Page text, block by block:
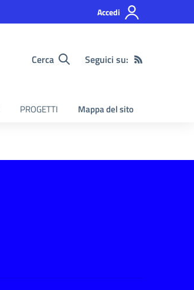
Accedi
Cerca Seguici su:
PROGETTI Mappa del sito